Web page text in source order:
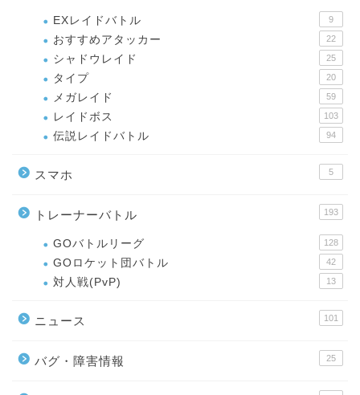
EXレイドバトル 9
おすすめアタッカー 22
シャドウレイド 25
タイプ 20
メガレイド 59
レイドボス 103
伝説レイドバトル 94
スマホ 5
トレーナーバトル 193
GOバトルリーグ 128
GOロケット団バトル 42
対人戦(PvP) 13
ニュース 101
バグ・障害情報 25